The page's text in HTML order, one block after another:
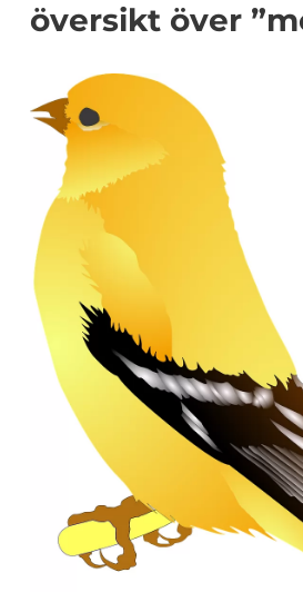
översikt över